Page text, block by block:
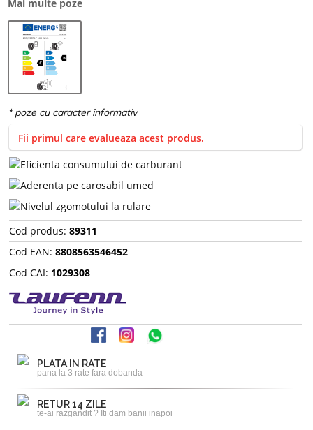
Mai multe poze
Fii primul care evalueaza acest produs.
Cod produs: 89311
Cod EAN: 8808563546452
Cod CAI: 1029308
PLATA IN RATE
pana la 3 rate fara dobanda
RETUR 14 ZILE
te-ai razgandit ? Iti dam banii inapoi